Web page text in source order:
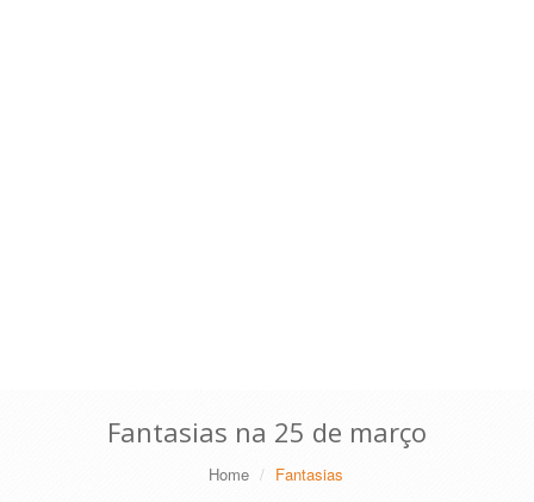
Fantasias na 25 de março
Home Fantasias